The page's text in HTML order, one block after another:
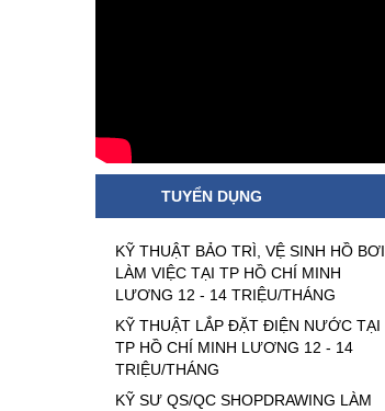
TUYỂN DỤNG
KỸ THUẬT BẢO TRÌ, VỆ SINH HỒ BƠI
LÀM VIỆC TẠI TP HỒ CHÍ MINH
LƯƠNG 12 - 14 TRIỆU/THÁNG
KỸ THUẬT LẮP ĐẶT ĐIỆN NƯỚC TẠI
TP HỒ CHÍ MINH LƯƠNG 12 - 14
TRIỆU/THÁNG
KỸ SƯ QS/QC SHOPDRAWING LÀM